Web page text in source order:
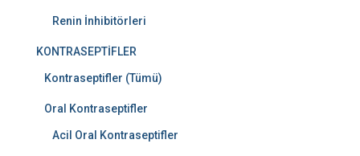
Renin İnhibitörleri
KONTRASEPTİFLER
Kontraseptifler (Tümü)
Oral Kontraseptifler
Acil Oral Kontraseptifler